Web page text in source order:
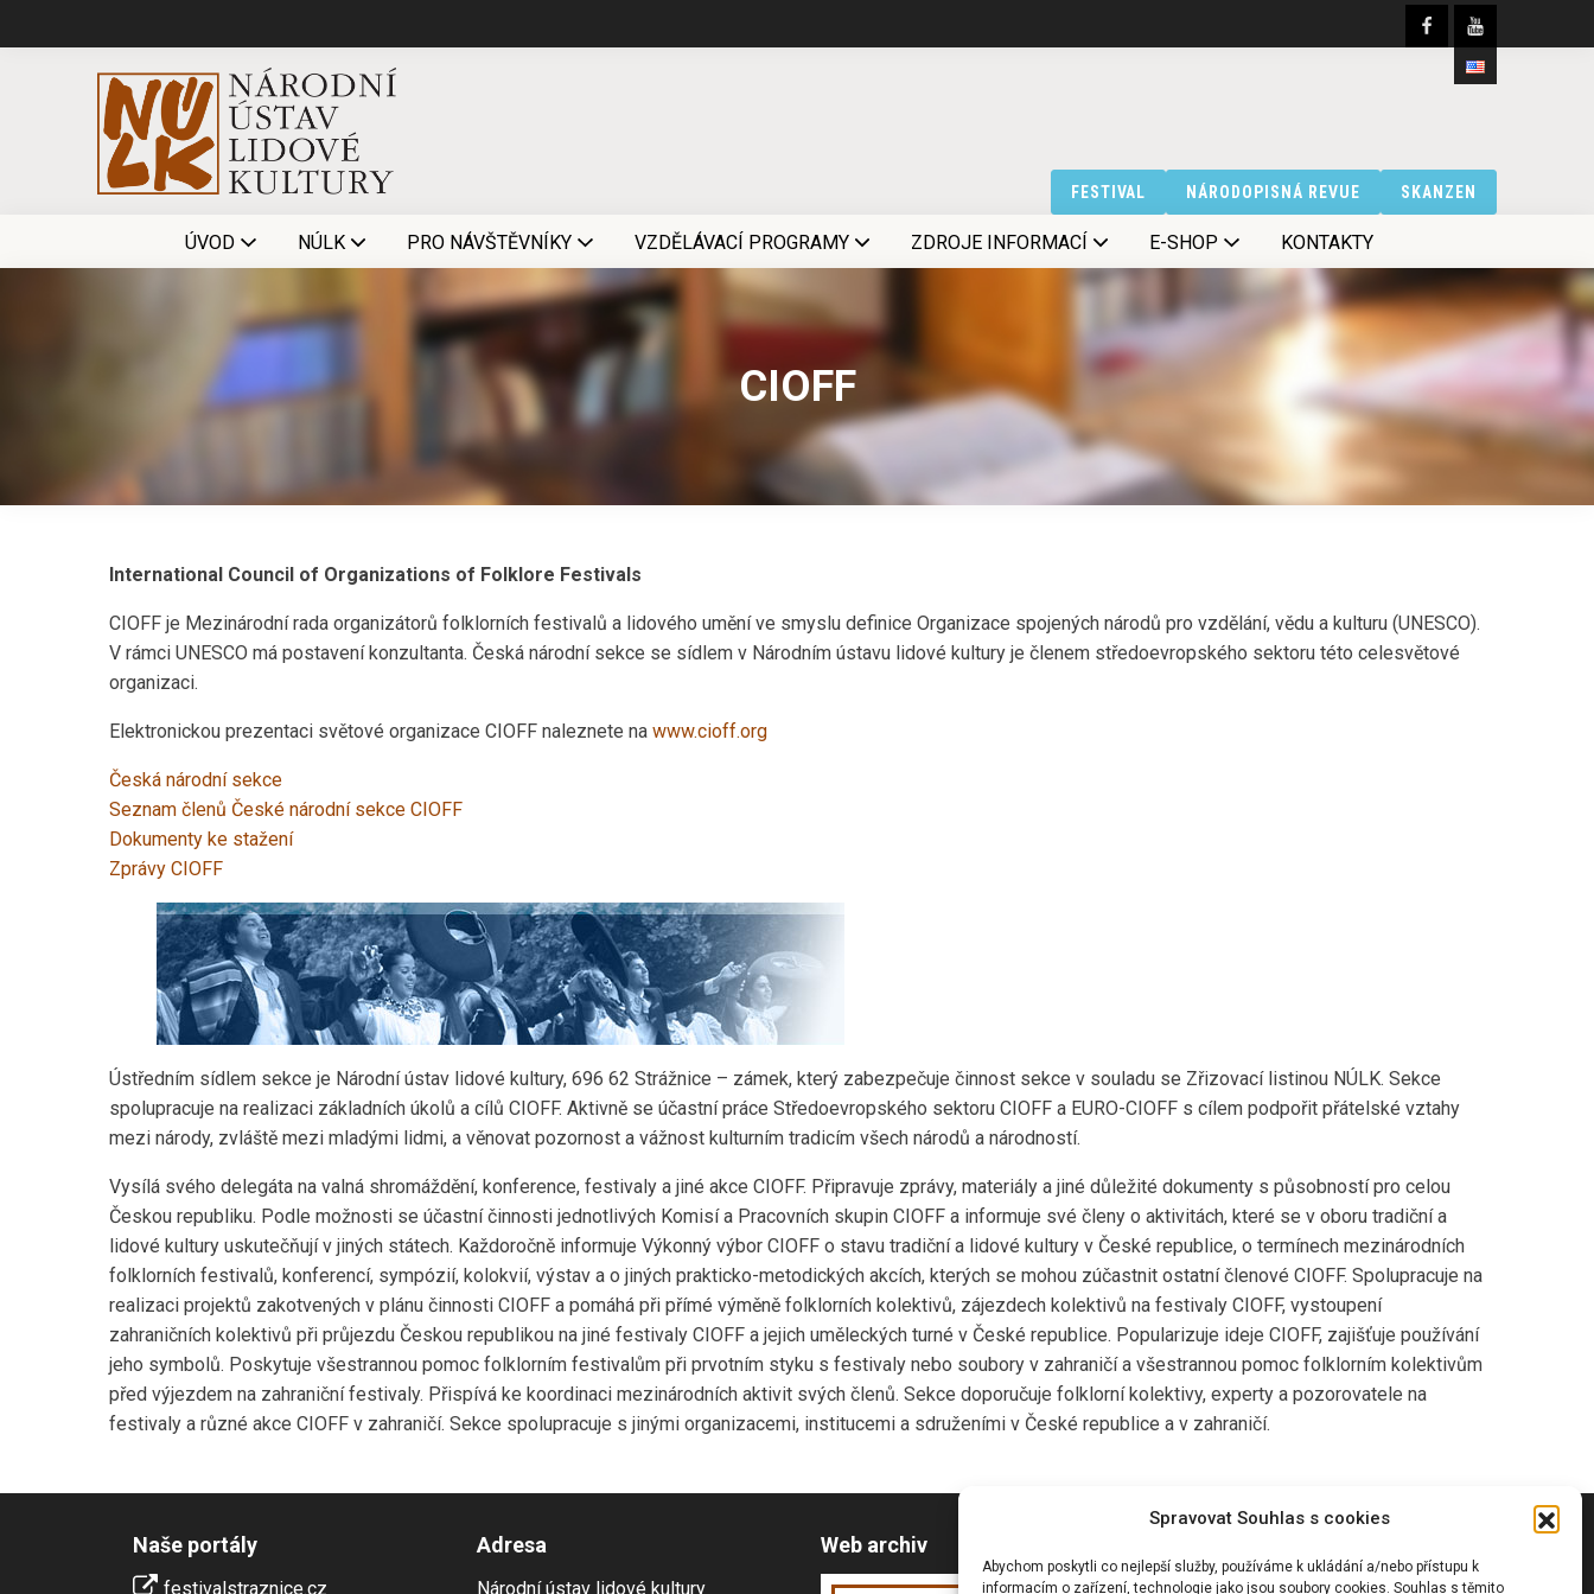
Spravovat Souhlas s cookies
Abychom poskytli co nejlepší služby, používáme k ukládání a/nebo přístupu k
informacím o zařízení, technologie jako jsou soubory cookies. Souhlas s těmito
FESTIVAL NÁRODOPISNÁ REVUE SKANZEN
ÚVOD NÚLK PRO NÁVŠTĚVNÍKY VZDĚLÁVACÍ PROGRAMY ZDROJE INFORMACÍ E-SHOP KONTAKTY
CIOFF
International Council of Organizations of Folklore Festivals
CIOFF je Mezinárodní rada organizátorů folklorních festivalů a lidového umění ve smyslu definice Organizace spojených národů pro vzdělání, vědu a kulturu (UNESCO).
V rámci UNESCO má postavení konzultanta. Česká národní sekce se sídlem v Národním ústavu lidové kultury je členem středoevropského sektoru této celesvětové
organizaci.
Elektronickou prezentaci světové organizace CIOFF naleznete na www.cioff.org
Česká národní sekce
Seznam členů České národní sekce CIOFF
Dokumenty ke stažení
Zprávy CIOFF
Ústředním sídlem sekce je Národní ústav lidové kultury, 696 62 Strážnice – zámek, který zabezpečuje činnost sekce v souladu se Zřizovací listinou NÚLK. Sekce
spolupracuje na realizaci základních úkolů a cílů CIOFF. Aktivně se účastní práce Středoevropského sektoru CIOFF a EURO-CIOFF s cílem podpořit přátelské vztahy
mezi národy, zvláště mezi mladými lidmi, a věnovat pozornost a vážnost kulturním tradicím všech národů a národností.
Vysílá svého delegáta na valná shromáždění, konference, festivaly a jiné akce CIOFF. Připravuje zprávy, materiály a jiné důležité dokumenty s působností pro celou
Českou republiku. Podle možnosti se účastní činnosti jednotlivých Komisí a Pracovních skupin CIOFF a informuje své členy o aktivitách, které se v oboru tradiční a
lidové kultury uskutečňují v jiných státech. Každoročně informuje Výkonný výbor CIOFF o stavu tradiční a lidové kultury v České republice, o termínech mezinárodních
folklorních festivalů, konferencí, sympózií, kolokvií, výstav a o jiných prakticko-metodických akcích, kterých se mohou zúčastnit ostatní členové CIOFF. Spolupracuje na
realizaci projektů zakotvených v plánu činnosti CIOFF a pomáhá při přímé výměně folklorních kolektivů, zájezdech kolektivů na festivaly CIOFF, vystoupení
zahraničních kolektivů při průjezdu Českou republikou na jiné festivaly CIOFF a jejich uměleckých turné v České republice. Popularizuje ideje CIOFF, zajišťuje používání
jeho symbolů. Poskytuje všestrannou pomoc folklorním festivalům při prvotním styku s festivaly nebo soubory v zahraničí a všestrannou pomoc folklorním kolektivům
před výjezdem na zahraniční festivaly. Přispívá ke koordinaci mezinárodních aktivit svých členů. Sekce doporučuje folklorní kolektivy, experty a pozorovatele na
festivaly a různé akce CIOFF v zahraničí. Sekce spolupracuje s jinými organizacemi, institucemi a sdruženími v České republice a v zahraničí.
Naše portály
festivalstraznice.cz
Adresa
Národní ústav lidové kultury
Web archiv